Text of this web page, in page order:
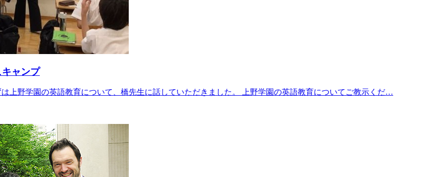
ャンプ
上野学園の英語教育について、橋先生に話していただきました。 上野学園の英語教育についてご教示くだ…